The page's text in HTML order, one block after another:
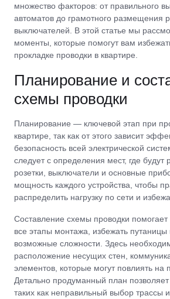
множество факторов: от правильного
автоматов до грамотного размещения
выключателей. В этой статье мы
моменты, которые помогут вам
прокладке проводки в квартире.
Планирование и
схемы проводки
Планирование — ключевой этап при
квартире, так как от этого зависит
безопасность всей электрической
следует с определения мест, где будут
розетки, выключатели и основные
мощность каждого устройства, чтобы
распределить нагрузку по сети и
Составление схемы проводки помогает
все этапы монтажа, избежать путаницы
возможные сложности. Здесь
расположение несущих стен,
элементов, которые могут повлиять на
Детально продуманный план
таких как неправильный выбор трассы